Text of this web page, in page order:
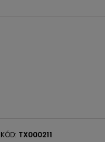
KÓD: TX000211